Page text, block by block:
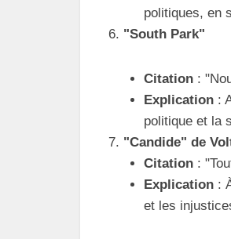
politiques, en
"South Park"
Citation:
Explication:
politique et la
"Candide" de
Citation:
Explication:
et les